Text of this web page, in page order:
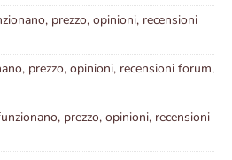
prezzo, opinioni, recensioni
prezzo, opinioni, recensioni forum,
prezzo, opinioni, recensioni